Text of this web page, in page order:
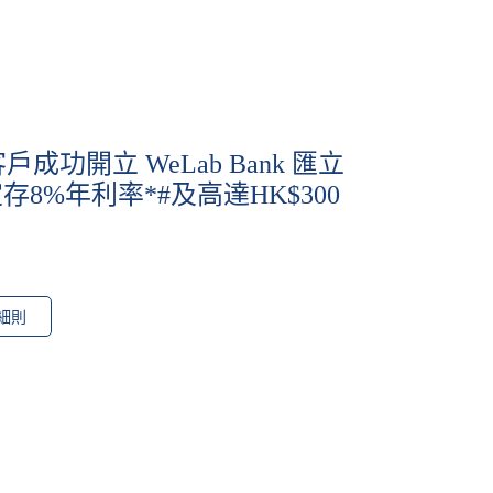
成功開立 WeLab Bank 匯立
8%年利率*#及高達HK$300
則